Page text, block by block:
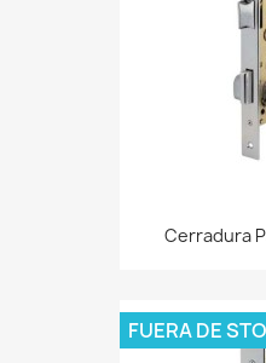
Cerradura
FUERA DE